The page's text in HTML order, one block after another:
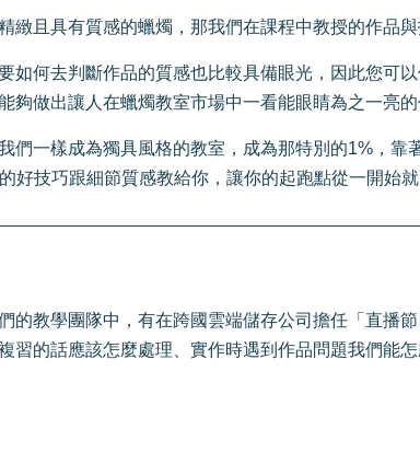
且具有質感的蠟燭，那我們在課程中教授的作品
何去判斷作品的質感也比較具備眼光，因此您可
做出讓人在蠟燭教室市場中一看能眼睛為之一亮
一樣成為獨具風格的教室，成為那特別的1%，
技巧跟細節質感教給你，讓你的起跑點從一開始就
教學團隊中，有在跨國雲端儲存公司擔任「直播
的話應該怎麼處理、實作時遇到作品問題我們能